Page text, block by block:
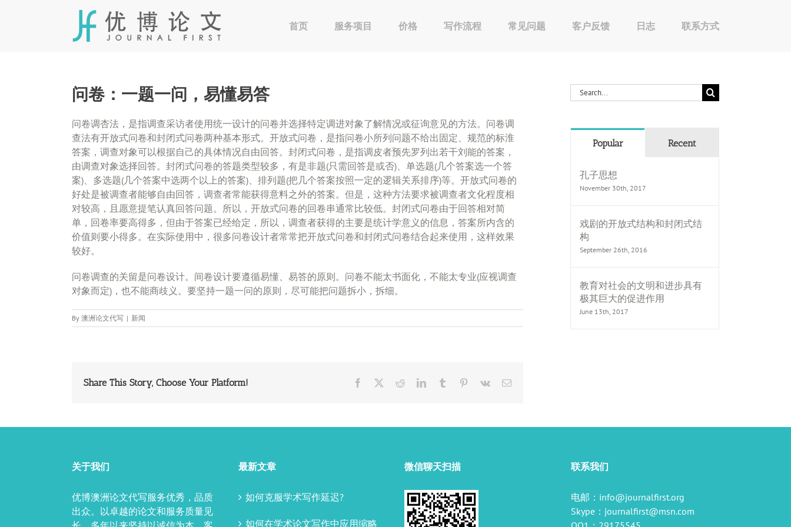
首页 服务项目 价格 写作流程 常见问题 客户反馈 日志 联系方式
问卷：一题一问，易懂易答
问卷调杏法，是指调查采访者使用统一设计的问卷并选择特定调进对象了解情况或征询意见的方法。问卷调
查法有开放式问卷和封闭式问卷两种基本形式。开放式问卷，是指问卷小所列问题不给出固定、规范的标淮
答案，调查对象可以根据自己的具体情况自由回答。封闭式问卷，是指调皮者预先罗列出若干刘能的答案，
由调查对象选择回答。封闭式问卷的答题类型较多，有是非题(只需回答是或否)、单选题(几个答案选一个答
案)、多选题(几个答案中选两个以上的答案)、排列题(把几个答案按照一定的逻辑关系排序)等。开放式问卷的
好处是被调查者能够自由回答，调查者常能获得意料之外的答案。但是，这种方法要求被调查者文化程度相
对较高，且愿意提笔认真回答问题。所以，开放式问卷的回卷串通常比较低。封闭式问卷由于回答相对简
单，回卷率要高得多，但由于答案已经给定，所以，调查者获得的主要是统计学意义的信息，答案所内含的
价值则要小得多。在实际使用中，很多问卷设计者常常把开放式问卷和封闭式问卷结合起来使用，这样效果
较好。
问卷调查的关留是问卷设计。间卷设计要遵循易懂、易答的原则。问卷不能太书面化，不能太专业(应视调查
对象而定)，也不能商歧义。要坚持一题一问的原则，尽可能把问题拆小，拆细。
By 澳洲论文代写 | 新闻
Share This Story, Choose Your Platform! Facebook RedditLinkedInTumblr Pinterest
Vk Email
Search
for:
Popular Recent
孔子思想
November 30th, 2017
戏剧的开放式结构和封闭式结
构
September 26th, 2016
教育对社会的文明和进步具有
极其巨大的促进作用
June 13th, 2017
关于我们
优博澳洲论文代写服务优秀，品质
出众。以卓越的论文和服务质量见
最新文章
如何克服学术写作延迟?
如何在学术论文写作中应用缩略
微信聊天扫描 联系我们
电邮： info@journalfirst.org
Skype： journalfirst@msn.com